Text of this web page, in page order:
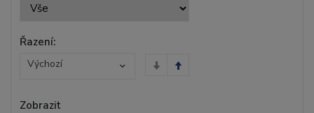
Řazení:
Výchozí
Zobrazit